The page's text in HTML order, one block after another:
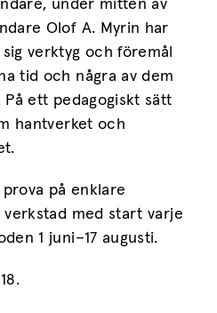
under mitten av
Olof A. Myrin har
verktyg och föremål
tid och några av dem
På ett pedagogiskt sätt
hantverket och
på enklare
med start varje
1 juni–17 augusti.